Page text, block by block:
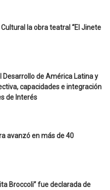
la obra teatral “El Jinete
Desarrollo de América Latina y
capacidades e integración
de Interés
avanzó en más de 40
Broccoli” fue declarada de